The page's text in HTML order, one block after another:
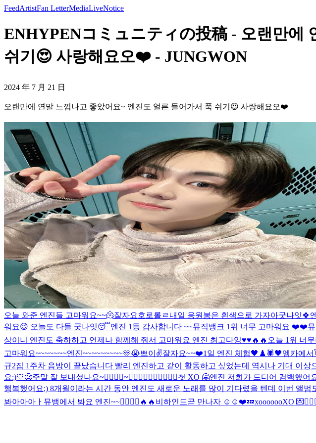
FeedArtistFan LetterMediaLiveNotice
ENHYPENコミュニティの投稿 - 오랜만에
쉬기😍 사랑해요오❤️ - JUNGWON
2024 年 7 月 21 日
오랜만에 연말 느낌나고 좋았어요~ 엔진도 얼른 들어가서 푹 쉬기😍 사랑해요오❤️
오늘 와준 엔진들 고마워요~~🫠잘자요호로롤ㄹ 내일 응원봉은 흰색으로 가자아굿나잇🍀
워요😉 오늘도 다들 굿나잇😴엔진 1등 감사합니다 ~~뮤직뱅크 1위 너무 고마워요 ❤️❤️
상이니 엔진도 축하하고 언제나 함께해 줘서 고마워요 엔진 최고다잉♥️♥️🔥🔥 오늘 1위 너
고마워요~~~~~~~엔진~~~~~~~~~🫶😭쁘이✌️잘자요~~❤️1일 엔진 체험🖤♟️🕷🖤엠카에서
규2집 1주차 음방이 끝났습니다 빨리 엔진하고 같이 활동하고 싶었는데 역시나 기대 이
요:)💙🧐주말 잘 보내셨나요~🙅‍♂️🙆‍♂️~🙆‍♂️🙆‍♂️🙆‍♂️🙆‍♂️🙆‍♂️첫 XO 🤗엔진 저희가 드디어 컴백했어
행복했어요:) 8개월이라는 시간 동안 엔진도 새로운 노래를 많이 기다렸을 텐데 이번 앨
봐아아아ㅏ 뮤뱅에서 봐요 엔진~~🙋‍♂️🙋‍♂️ 🔥🔥 비하인드곧 만나자 ☺️☺️❤️💤xooooooXO 💌